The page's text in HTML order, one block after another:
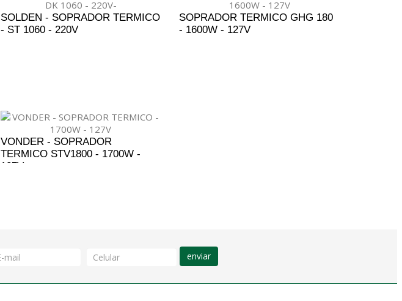
SOLDEN - SOPRADOR TERMICO
- ST 1060 - 220V
SOPRADOR TERMICO GHG 180
- 1600W - 127V
VONDER - SOPRADOR
TERMICO STV1800 - 1700W -
127V
enviar